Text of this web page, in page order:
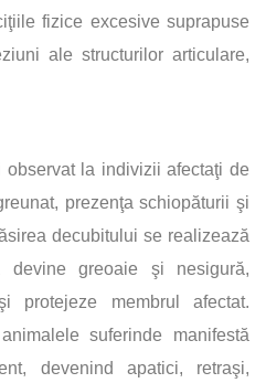
fizice excesive suprapuse
ale structurilor articulare,
observat la indivizii afectaţi de
prezenţa schiopăturii şi
decubitului se realizează
devine greoaie şi nesigură,
protejeze membrul afectat.
suferinde manifestă
devenind apatici, retraşi,